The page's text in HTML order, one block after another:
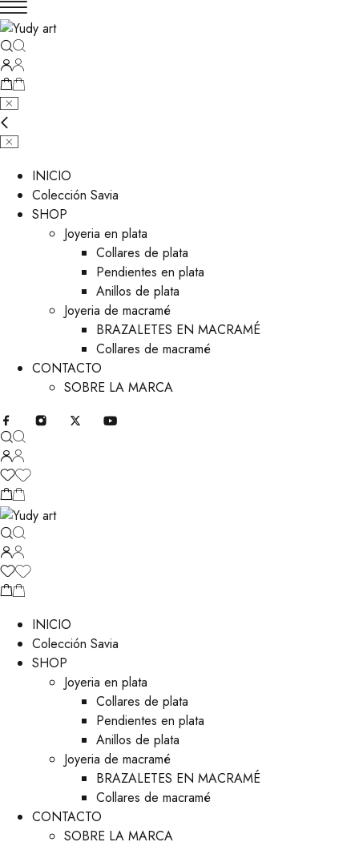
INICIO
Colección Savia
SHOP
Joyeria en plata
Collares de plata
Pendientes en plata
Anillos de plata
Joyeria de macramé
BRAZALETES EN MACRAMÉ
Collares de macramé
CONTACTO
SOBRE LA MARCA
INICIO
Colección Savia
SHOP
Joyeria en plata
Collares de plata
Pendientes en plata
Anillos de plata
Joyeria de macramé
BRAZALETES EN MACRAMÉ
Collares de macramé
CONTACTO
SOBRE LA MARCA